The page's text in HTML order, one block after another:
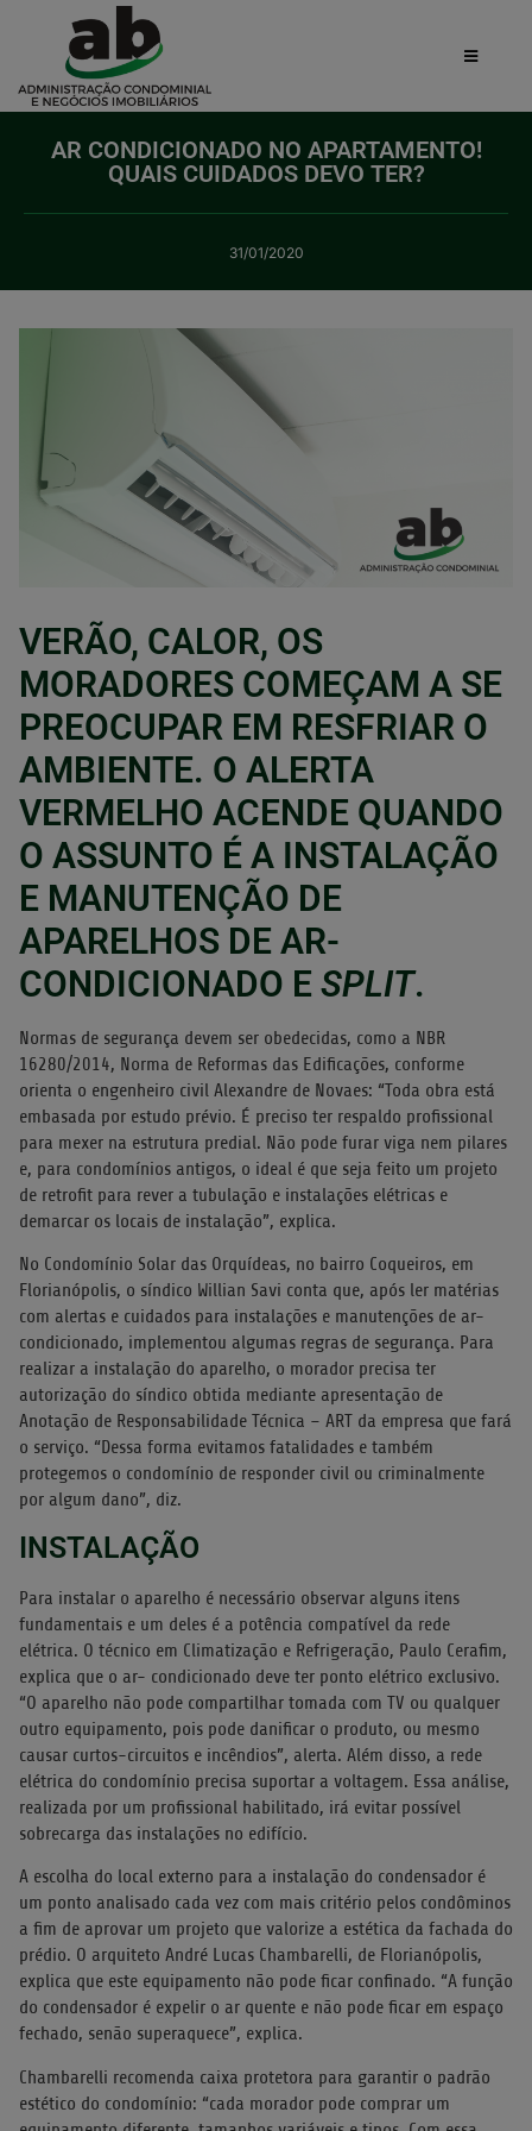
AR CONDICIONADO NO APARTAMENTO!
QUAIS CUIDADOS DEVO TER?
31/01/2020
VERÃO, CALOR, OS
MORADORES COMEÇAM A SE
PREOCUPAR EM RESFRIAR O
AMBIENTE. O ALERTA
VERMELHO ACENDE QUANDO
O ASSUNTO É A INSTALAÇÃO
E MANUTENÇÃO DE
APARELHOS DE AR-
CONDICIONADO E SPLIT.
Normas de segurança devem ser obedecidas, como a NBR
16280/2014, Norma de Reformas das Edificações, conforme
orienta o engenheiro civil Alexandre de Novaes: “Toda obra está
embasada por estudo prévio. É preciso ter respaldo profissional
para mexer na estrutura predial. Não pode furar viga nem pilares
e, para condomínios antigos, o ideal é que seja feito um projeto
de retrofit para rever a tubulação e instalações elétricas e
demarcar os locais de instalação”, explica.
No Condomínio Solar das Orquídeas, no bairro Coqueiros, em
Florianópolis, o síndico Willian Savi conta que, após ler matérias
com alertas e cuidados para instalações e manutenções de ar-
condicionado, implementou algumas regras de segurança. Para
realizar a instalação do aparelho, o morador precisa ter
autorização do síndico obtida mediante apresentação de
Anotação de Responsabilidade Técnica – ART da empresa que fará
o serviço. “Dessa forma evitamos fatalidades e também
protegemos o condomínio de responder civil ou criminalmente
por algum dano”, diz.
INSTALAÇÃO
Para instalar o aparelho é necessário observar alguns itens
fundamentais e um deles é a potência compatível da rede
elétrica. O técnico em Climatização e Refrigeração, Paulo Cerafim,
explica que o ar- condicionado deve ter ponto elétrico exclusivo.
“O aparelho não pode compartilhar tomada com TV ou qualquer
outro equipamento, pois pode danificar o produto, ou mesmo
causar curtos-circuitos e incêndios”, alerta. Além disso, a rede
elétrica do condomínio precisa suportar a voltagem. Essa análise,
realizada por um profissional habilitado, irá evitar possível
sobrecarga das instalações no edifício.
A escolha do local externo para a instalação do condensador é
um ponto analisado cada vez com mais critério pelos condôminos
a fim de aprovar um projeto que valorize a estética da fachada do
prédio. O arquiteto André Lucas Chambarelli, de Florianópolis,
explica que este equipamento não pode ficar confinado. “A função
do condensador é expelir o ar quente e não pode ficar em espaço
fechado, senão superaquece”, explica.
Chambarelli recomenda caixa protetora para garantir o padrão
estético do condomínio: “cada morador pode comprar um